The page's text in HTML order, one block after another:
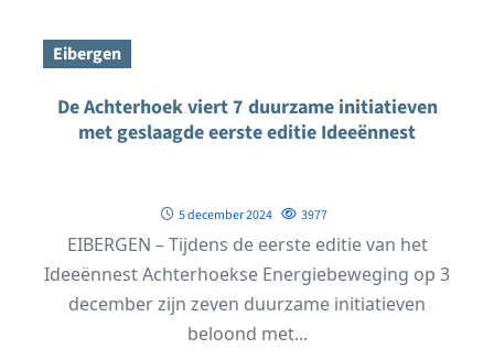
Eibergen
De Achterhoek viert 7 duurzame initiatieven
met geslaagde eerste editie Ideeënnest
5 december 2024 3977
EIBERGEN – Tijdens de eerste editie van het
Ideeënnest Achterhoekse Energiebeweging op 3
december zijn zeven duurzame initiatieven
beloond met...